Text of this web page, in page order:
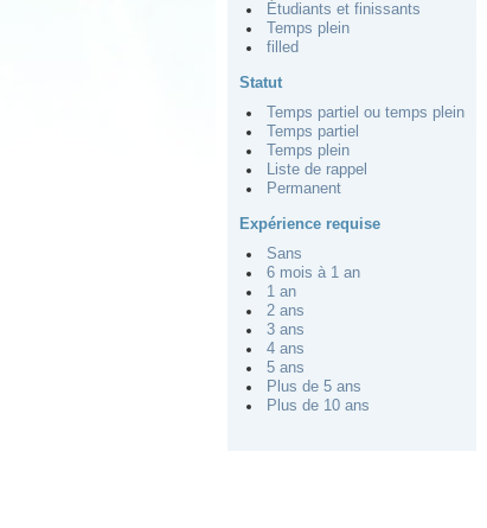
Étudiants et finissants
Temps plein
filled
Statut
Temps partiel ou temps plein
Temps partiel
Temps plein
Liste de rappel
Permanent
Expérience requise
Sans
6 mois à 1 an
1 an
2 ans
3 ans
4 ans
5 ans
Plus de 5 ans
Plus de 10 ans